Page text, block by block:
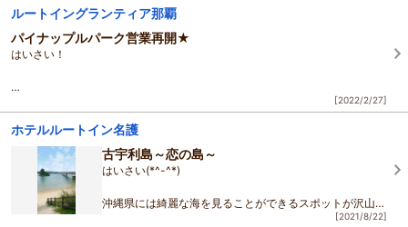
冬場は曇り空が多く、晴れ渡った空をみるのは
ルートイングランティア那覇
パイナップルパーク営業再開★
はいさい！
３月１日から以下の施設の営業再開のお知らせが来ておりますので
●ナゴパイナップルパーク 営業時間 10：00～17：00（最終入園16：3
●百年古屋 大家（うふやー）
[2022/2/27]
ホテルルートイン名護
古宇利島～恋の島～
はいさい(*^-^*)
沖縄県には綺麗な海を見ることができるスポットが沢山あ
[2021/8/22]